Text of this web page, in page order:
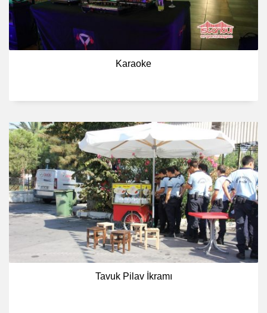
Karaoke
Tavuk Pilav İkramı